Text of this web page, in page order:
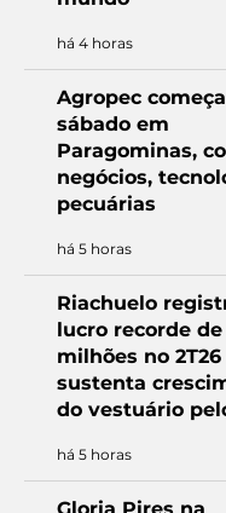
há 4 horas
Agropec
sábado em
Paragominas,
negócios,
pecuárias
há 5 horas
Riachuelo
lucro recorde de
milhões no 2T26
sustenta
do vestuário
há 5 horas